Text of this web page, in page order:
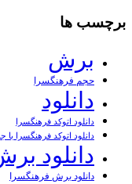
برچسب ها
برش
حجم فرهنگسرا
دانلود
دانلود اتوکد فرهنگسرا
دانلود اتوکد فرهنگسرا با
دانلود
دانلود برش فرهنگسرا